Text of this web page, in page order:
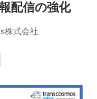
配信の強化
株式会社